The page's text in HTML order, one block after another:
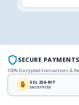
SECURE
100% Encrypted transactions &
🔒 SSL 256-BIT
ENCRYPTED